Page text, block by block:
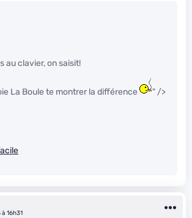
au clavier, on saisit!
La Boule te montrer la différence " />
16h31